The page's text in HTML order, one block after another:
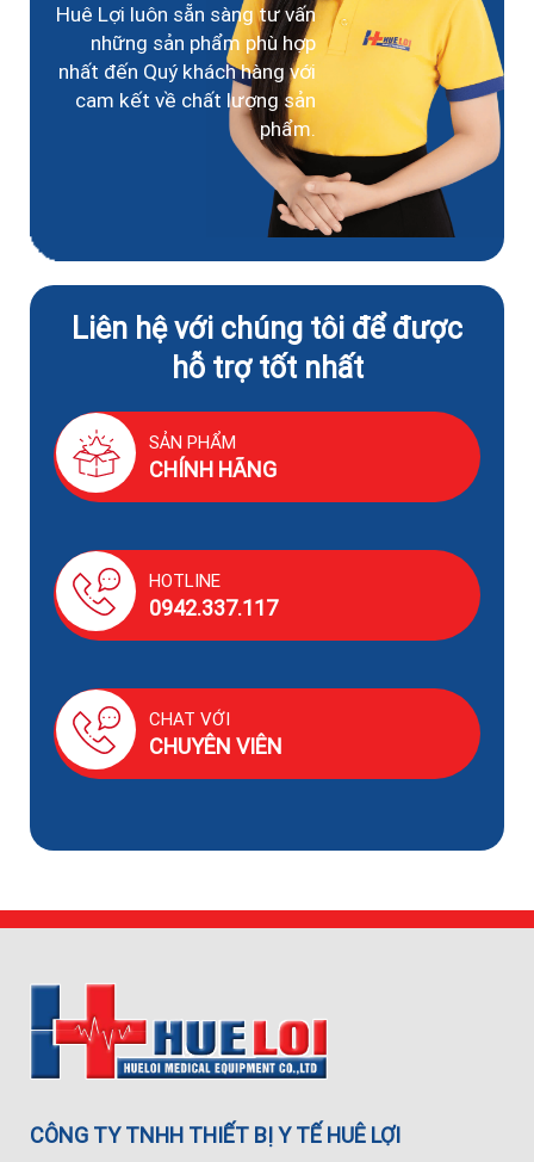
Huê Lợi luôn sẵn sàng tư vấn
những sản phẩm phù hợp
nhất đến Quý khách hàng với
cam kết về chất lượng sản
phẩm.
Liên hệ với chúng tôi để được
hỗ trợ tốt nhất
SẢN PHẨM
CHÍNH HÃNG
HOTLINE
0942.337.117
CHAT VỚI
CHUYÊN VIÊN
CÔNG TY TNHH THIẾT BỊ Y TẾ HUÊ LỢI